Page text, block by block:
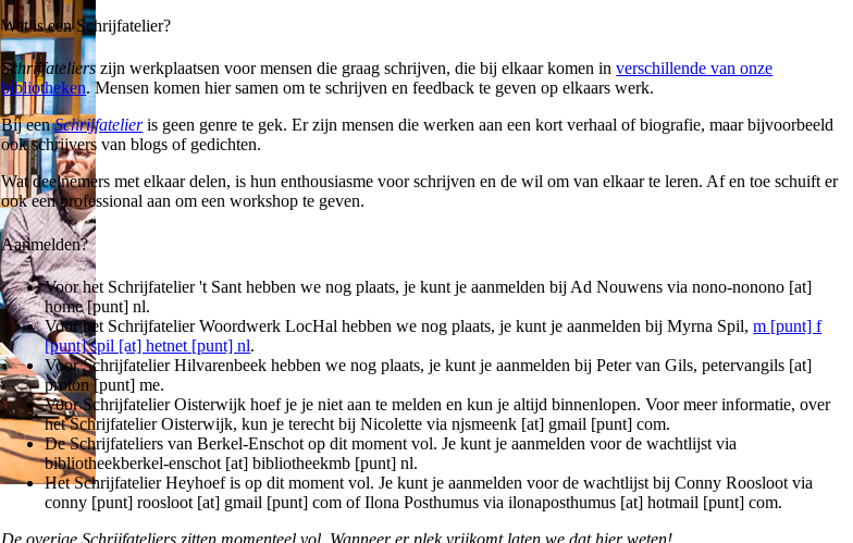
Wat is een Schrijfatelier?
Schrijfateliers zijn werkplaatsen voor mensen die graag schrijven, die bij elkaar komen inverschillende van onze
bibliotheken. Mensen komen hier samen om te schrijven en feedback te geven op elkaars werk.
Bij eenSchrijfatelieris geen genre te gek. Er zijn mensen die werken aan een kort verhaal of biografie, maar bijvoorbeeld
ook schrijvers van blogs of gedichten.
Wat deelnemers met elkaar delen, is hun enthousiasme voor schrijven en de wil om van elkaar te leren. Af en toe schuift er
ook een professional aan om een workshop te geven.
Aanmelden?
Voor het Schrijfatelier 't Sant hebben we nog plaats, je kunt je aanmelden bij Ad Nouwens vianono-nonono [at]
home [punt] nl.
Voor het Schrijfatelier Woordwerk LocHal hebben we nog plaats, je kunt je aanmelden bij Myrna Spil,m [punt] f
[punt] spil [at] hetnet [punt] nl.
Voor Schrijfatelier Hilvarenbeek hebben we nog plaats, je kunt je aanmelden bij Peter van Gils,petervangils [at]
proton [punt] me.
Voor Schrijfatelier Oisterwijk hoef je je niet aan te melden en kun je altijd binnenlopen. Voor meer informatie, over
het Schrijfatelier Oisterwijk, kun je terecht bij Nicolette vianjsmeenk [at] gmail [punt] com.
De Schrijfateliers van Berkel-Enschot op dit moment vol. Je kunt je aanmelden voor de wachtlijst via
bibliotheekberkel-enschot [at] bibliotheekmb [punt] nl.
Het Schrijfatelier Heyhoef is op dit moment vol. Je kunt je aanmelden voor de wachtlijst bij Conny Roosloot via
conny [punt] roosloot [at] gmail [punt] com of Ilona Posthumus viailonaposthumus [at] hotmail [punt] com.
De overige Schrijfateliers zitten momenteel vol. Wanneer er plek vrijkomt laten we dat hier weten!